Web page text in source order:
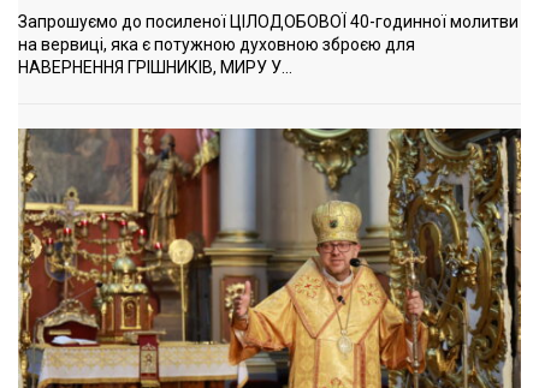
Запрошуємо до посиленої ЦІЛОДОБОВОЇ 40-годинної молитви
на вервиці, яка є потужною духовною зброєю для
НАВЕРНЕННЯ ГРІШНИКІВ, МИРУ У...